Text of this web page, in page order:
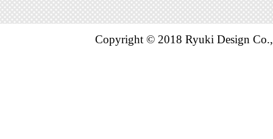
Copyright © 2018 Ryuki Design